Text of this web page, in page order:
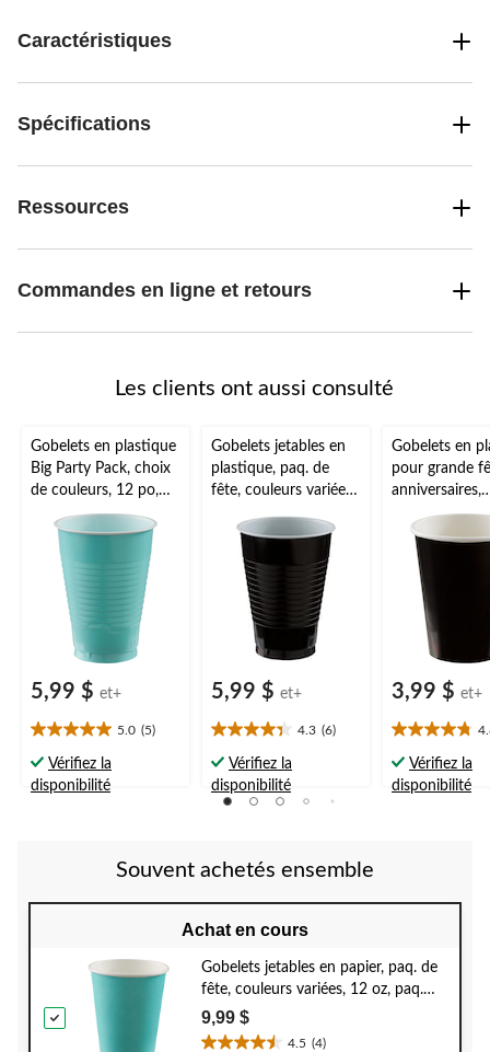
Caractéristiques
Spécifications
Ressources
Commandes en ligne et retours
Les clients ont aussi consulté
Gobelets en plastique
Big Party Pack, choix
de couleurs, 12 po,
paq. 50, pour Noël,
l'Action de grâce, le
jour de l'An et les
anniversaires
5,99 $ et+
5.0 (5)
5.0
étoile(s)
sur
Vérifiez la
disponibilité
Gobelets jetables en
plastique, paq. de
fête, couleurs variées,
Noël/Action de
grâces/réveillon/fête
d'anniversaire
5,99 $ et+
4.3 (6)
4.3
étoile(s)
sur
5.
Vérifiez la
disponibilité
Gobelets en
pour grande
anniversaires,
anniversaires
couleurs
paq. 20
3,99 $ et+
4.8
étoile(s)
sur
Vérifiez la
disponibilité
Souvent achetés ensemble
Achat en cours
Gobelets jetables en papier, paq. de
fête, couleurs variées, 12 oz, paq.
40, pour Noël/Action de
grâces/réveillon du Nouvel An/fête
9,99 $
4.5 (4)